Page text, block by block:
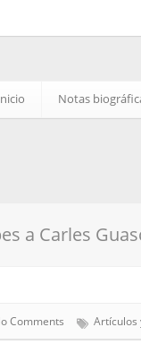
Notas
a Carles
Comments Artículos